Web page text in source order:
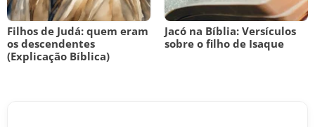
Filhos de Judá: quem eram
os descendentes
(Explicação Bíblica)
Jacó na Bíblia: Versículos
sobre o filho de Isaque